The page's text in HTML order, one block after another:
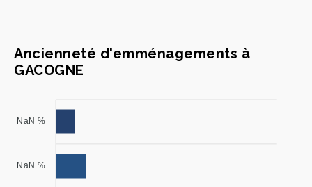
Ancienneté d'emménagements à
GACOGNE
NaN %
NaN %